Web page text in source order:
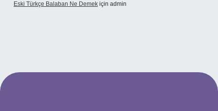
Eski Türkçe Balaban Ne Demek için admin